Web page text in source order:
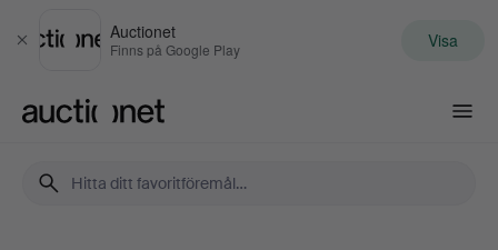
Stäng
Auctionet
Finns på Google Play Visa